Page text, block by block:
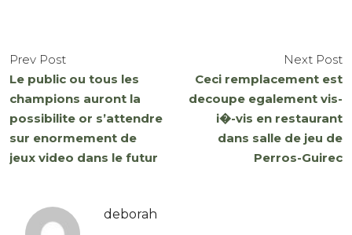
Prev Post
Le public ou tous les
champions auront la
possibilite or s’attendre
sur enormement de
jeux video dans le futur
Next Post
Ceci remplacement est
decoupe egalement vis-
i�-vis en restaurant
dans salle de jeu de
Perros-Guirec
deborah